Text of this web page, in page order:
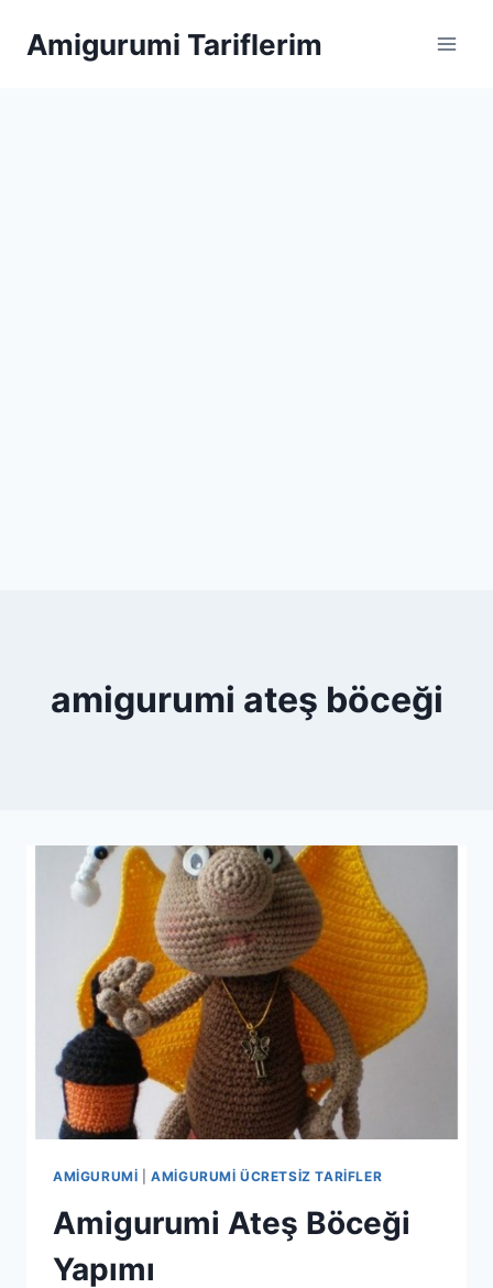
Amigurumi Tariflerim
amigurumi ateş böceği
AMIGURUMI |AMIGURUMI ÜCRETSIZ TARIFLER
Amigurumi Ateş Böceği
Yapımı